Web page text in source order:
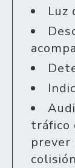
Luz
tráfico
prever